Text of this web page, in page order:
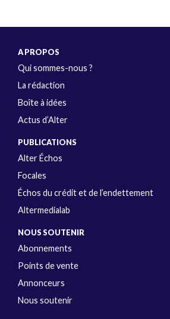
A PROPOS
Qui sommes-nous ?
La rédaction
Boîte à idées
Actus d’Alter
PUBLICATIONS
Alter Échos
Focales
Échos du crédit et de l’endettement
Altermedialab
NOUS SOUTENIR
Abonnements
Points de vente
Annonceurs
Nous soutenir